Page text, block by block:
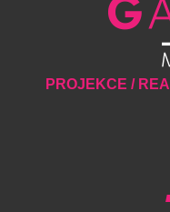
PROJEKCE /